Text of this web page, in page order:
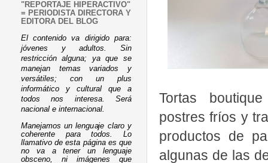
Tortas
postres fríos y
productos de
algunas de las
"REPORTAJE HIPERACTIVO"
= PERIODISTA DIRECTORA Y
EDITORA DEL BLOG
El contenido va dirigido para:
jóvenes y adultos. Sin
restricción alguna; ya que se
manejan temas variados y
versátiles; con un plus
informático y cultural que a
todos nos interesa. Será
nacional e internacional.
Manejamos un lenguaje claro y
coherente para todos. Lo
llamativo de esta página es que
no va a tener un lenguaje
obsceno, ni imágenes que